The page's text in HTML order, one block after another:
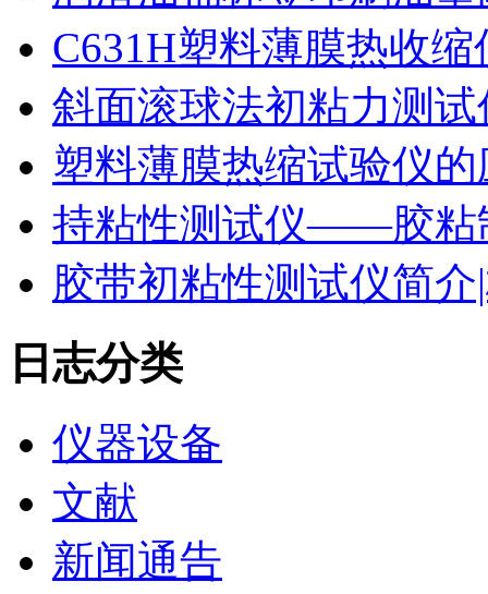
C631H塑料薄膜热收
斜面滚球法初粘力测
塑料薄膜热缩试验仪
持粘性测试仪——胶粘
胶带初粘性测试仪简
日志分类
仪器设备
文献
新闻通告